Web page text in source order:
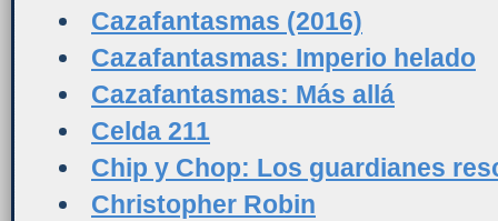
Cazafantasmas (2016)
Cazafantasmas: Imperio helado
Cazafantasmas: Más allá
Celda 211
Chip y Chop: Los guardianes
Christopher Robin